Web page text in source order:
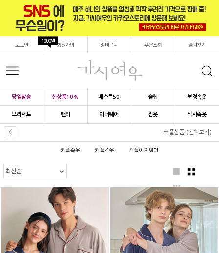
로그인 회원가입
1000원
장바구니 주문조회 즐겨찾기
당일발송 신상품10% 베스트50 슬립 보정속옷
브라세트 팬티 이너웨어 잠옷 섹시속옷
커플상품 (전체보기)
커플속옷 커플잠옷 커플이지웨어